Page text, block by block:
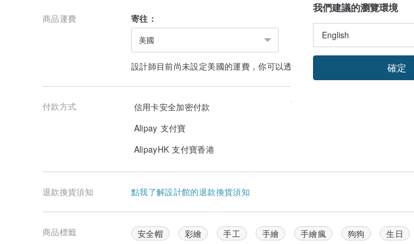
商品運費 寄往：
美國
設計師目前尚未設定美國的運費，你可以透過 討論合適的運送方式
付款方式
信用卡安全加密付款
Alipay 支付寶
AlipayHK 支付寶香港
退款換貨須知 點我了解設計館的退款換貨須知
商品標籤 安全帽 彩繪 手工 手繪 手繪瘋 狗狗
生日
我們建議的瀏覽環境
確定